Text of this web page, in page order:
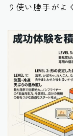
り使い勝手がよ